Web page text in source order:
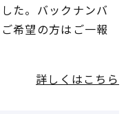
た。バックナンバ
希望の方はご一報
詳しくはこちら